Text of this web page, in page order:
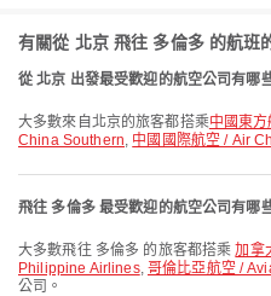
有關從 北京 飛往 多倫多 的航班
從 北京 出發最受歡迎的航空公司有哪
大多數來自北京的旅客都搭乘中國東
China Southern, 中國國際航空 / Air
飛往 多倫多 最受歡迎的航空公司有哪
大多數飛往 多倫多 的旅客都搭乘加拿
Philippine Airlines, 哥倫比亞航空 /
公司。